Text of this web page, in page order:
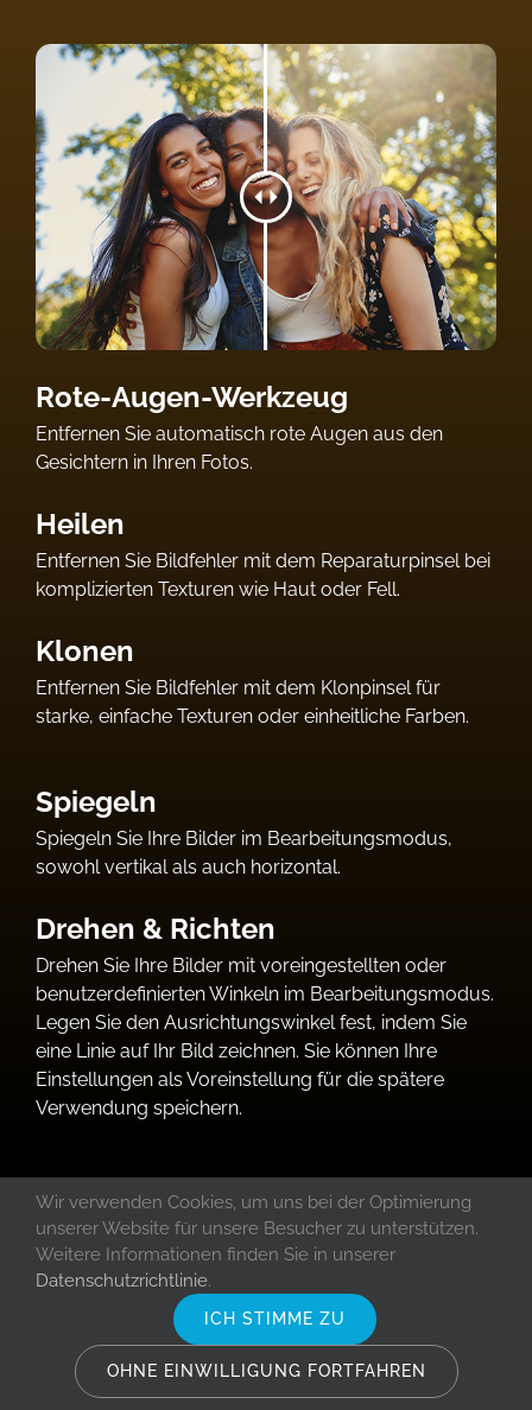
Rote-Augen-Werkzeug
Entfernen Sie automatisch rote Augen aus den
Gesichtern in Ihren Fotos.
Heilen
Entfernen Sie Bildfehler mit dem Reparaturpinsel bei
komplizierten Texturen wie Haut oder Fell.
Klonen
Entfernen Sie Bildfehler mit dem Klonpinsel für
starke, einfache Texturen oder einheitliche Farben.
Spiegeln
Spiegeln Sie Ihre Bilder im Bearbeitungsmodus,
sowohl vertikal als auch horizontal.
Drehen & Richten
Drehen Sie Ihre Bilder mit voreingestellten oder
benutzerdefinierten Winkeln im Bearbeitungsmodus.
Legen Sie den Ausrichtungswinkel fest, indem Sie
eine Linie auf Ihr Bild zeichnen. Sie können Ihre
Einstellungen als Voreinstellung für die spätere
Verwendung speichern.
Werkzeuge zur
Farbkorrektur
Weißabgleich
Verleihen Sie Ihren Fotos sofort mehr Wärme oder
Wir verwenden Cookies, um uns bei der Optimierung
unserer Website für unsere Besucher zu unterstützen.
Weitere Informationen finden Sie in unserer
Datenschutzrichtlinie.
ICH STIMME ZU
OHNE EINWILLIGUNG FORTFAHREN